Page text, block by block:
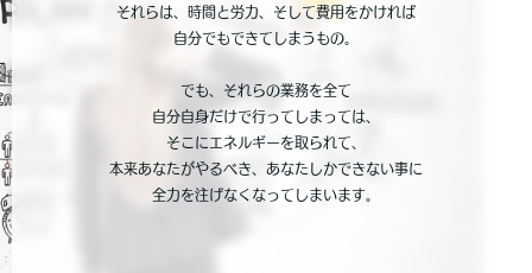
それらは、時間と労力、そして費用をかければ
自分でもできてしまうもの。
でも、それらの業務を全て
自分自身だけで行ってしまっては、
そこにエネルギーを取られて、
本来あなたがやるべき、あなたしかできない事に
全力を注げなくなってしまいます。